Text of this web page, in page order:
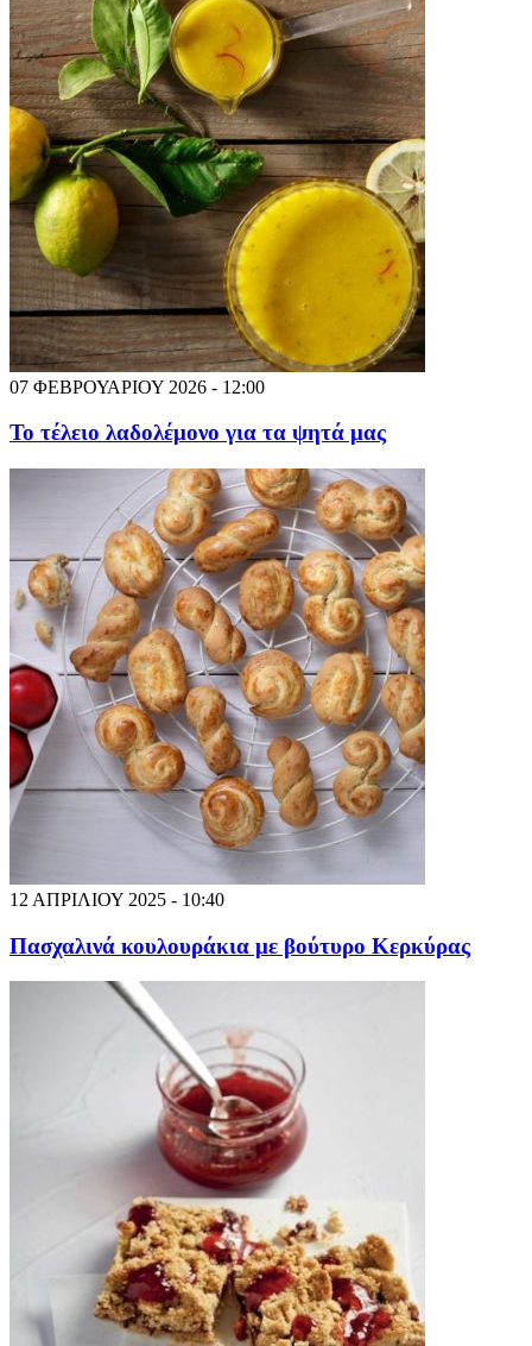
07 ΦΕΒΡΟΥΑΡΙΟΥ 2026 - 12:00
Το τέλειο λαδολέμονο για τα ψητά μας
12 ΑΠΡΙΛΙΟΥ 2025 - 10:40
Πασχαλινά κουλουράκια με βούτυρο Κερκύρας